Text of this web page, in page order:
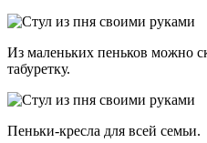
Из маленьких пеньков можно
табуретку.
Пеньки-кресла для всей семьи.